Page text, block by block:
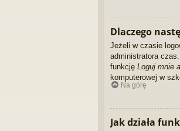
Dlaczego
Jeżeli w czasie
administratora
funkcję Loguj mnie
komputerowej w
Na górę
Jak działa